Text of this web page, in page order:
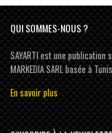
QUI SOMMES-NOUS ?
SAYARTI est une
MARKEDIA SARL basée à
En savoir plus